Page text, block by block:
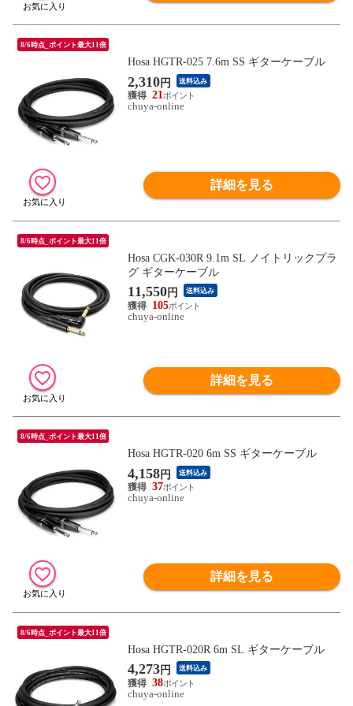
8/6時点_ポイント最大11倍
Hosa HGTR-025 7.6m SS ギターケーブル
2,310円 送料込み
21
chuya-online
詳細を見る
8/6時点_ポイント最大11倍
Hosa CGK-030R 9.1m SL ノイトリックプラ
グ ギターケーブル
11,550円 送料込み
105
chuya-online
詳細を見る
8/6時点_ポイント最大11倍
Hosa HGTR-020 6m SS ギターケーブル
4,158円 送料込み
37
chuya-online
詳細を見る
8/6時点_ポイント最大11倍
Hosa HGTR-020R 6m SL ギターケーブル
4,273円 送料込み
38
chuya-online